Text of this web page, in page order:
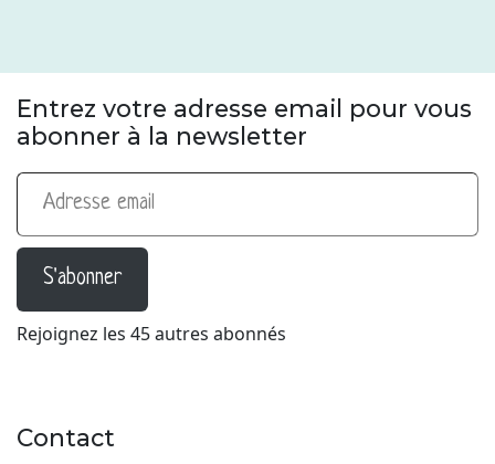
Entrez votre adresse email pour vous
abonner à la newsletter
Adresse email
S'abonner
Rejoignez les 45 autres abonnés
Contact